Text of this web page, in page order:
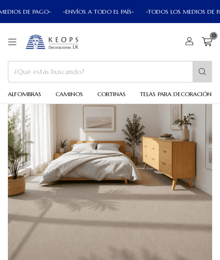
-ENVÍOS A TODO EL PAÍS- -TODOS LOS MEDIOS DE PAGO- -
0
ALFOMBRAS CAMINOS CORTINAS TELAS PARA DECORACIÓN